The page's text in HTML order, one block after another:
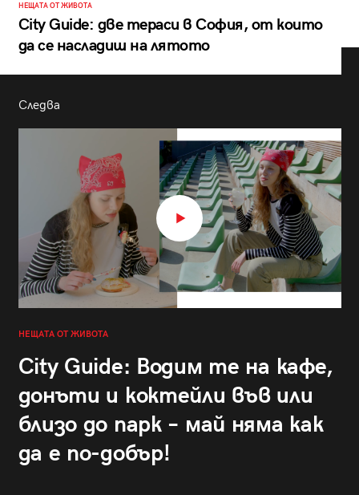
НЕЩАТА ОТ ЖИВОТА
City Guide: две тераси в София, от които
да се насладиш на лятото
Следва
НЕЩАТА ОТ ЖИВОТА
City Guide: Водим те на кафе,
донъти и коктейли във или
близо до парк – май няма как
да е по-добър!